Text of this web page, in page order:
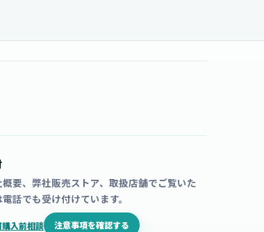
要、弊社販売ストア、取扱店舗でご覧いた
話でも受け付けています。
購入前相談 注意事項を確認する